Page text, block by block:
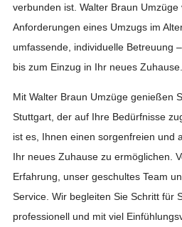
verbunden ist. Walter Braun
Anforderungen eines Umzugs im
umfassende, individuelle Betreuung
bis zum Einzug in Ihr neues Zuhause.
Mit Walter Braun Umzüge genießen
Stuttgart, der auf Ihre Bedürfnisse
ist es, Ihnen einen sorgenfreien und
Ihr neues Zuhause zu ermöglichen.
Erfahrung, unser geschultes Team
Service. Wir begleiten Sie Schritt für
professionell und mit viel